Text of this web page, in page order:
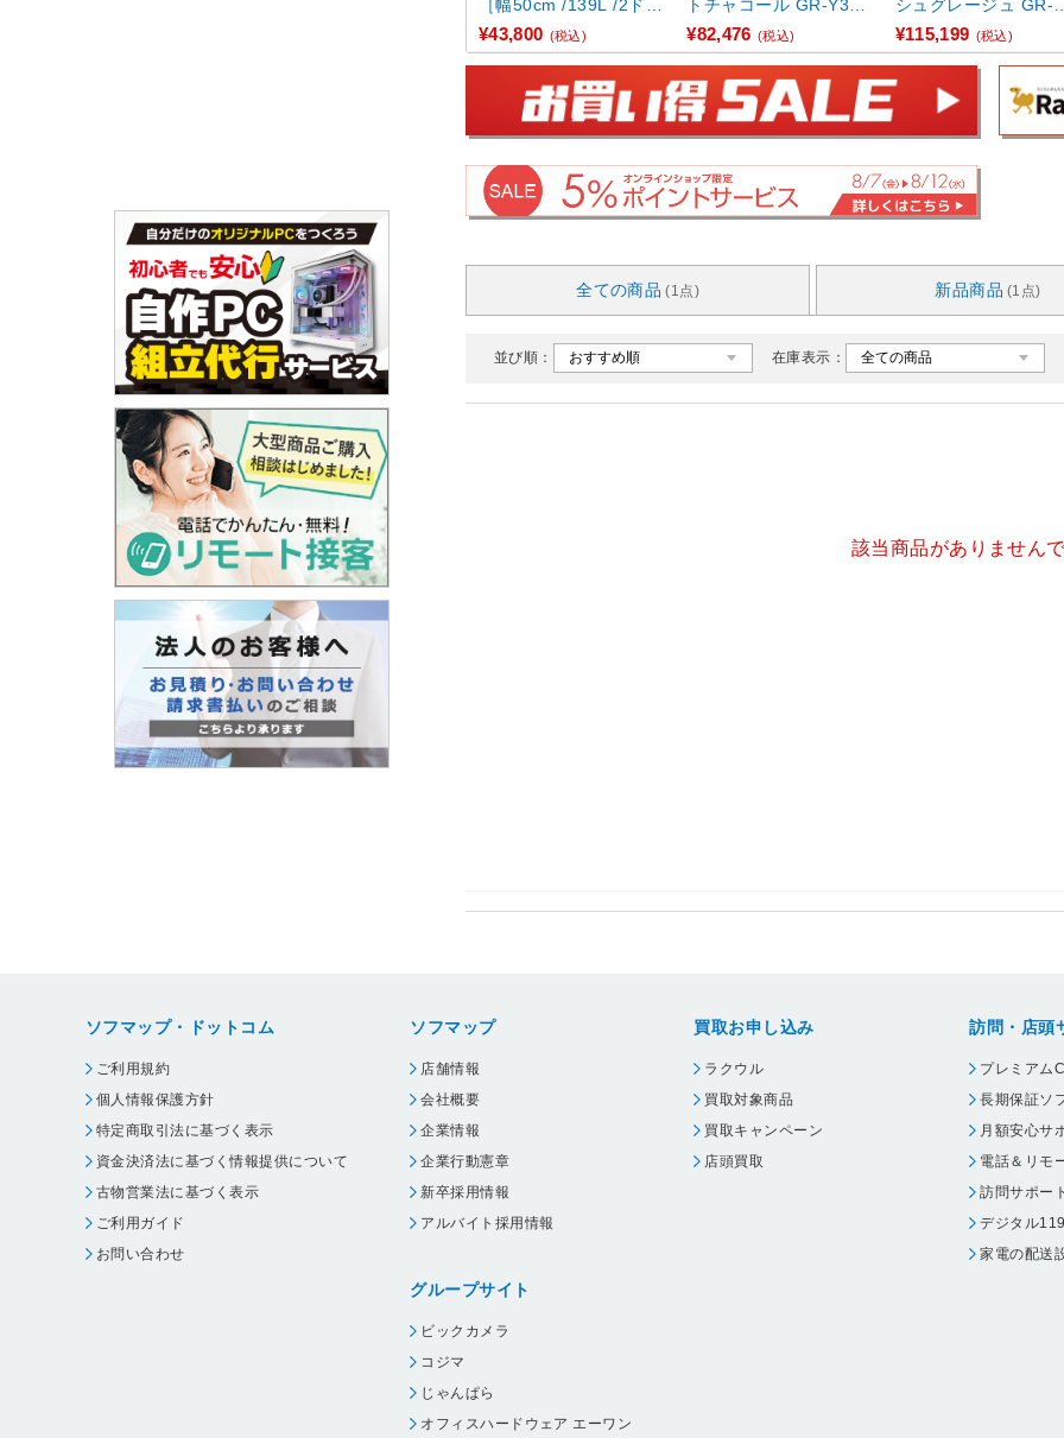
［幅50cm /139L /2ドア
¥43,800 (税込)
トチャコール GR-Y33S
C(KZ) ［幅60cm /3 ...
¥82,476 (税込)
シュグレージュ GR-
6SV(ZH) ［幅60cm /
...
¥115,199 (税込)
全ての商品 (1点) 新品商品 (1点)
並び順： 在庫表示：
該当商品がありません
ソフマップ・ドットコム
ご利用規約
個人情報保護方針
特定商取引法に基づく表示
資金決済法に基づく情報提供について
古物営業法に基づく表示
ご利用ガイド
お問い合わせ
ソフマップ
店舗情報
会社概要
企業情報
企業行動憲章
新卒採用情報
アルバイト採用情報
グループサイト
ビックカメラ
コジマ
じゃんぱら
オフィスハードウェア エーワン
買取お申し込み
ラクウル
買取対象商品
買取キャンペーン
店頭買取
訪問・店頭
プレミアム
長期保証ソ
月額安心サ
電話＆リモ
訪問サポー
デジタル
家電の配送